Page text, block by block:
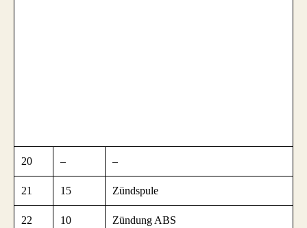
20 – –
21 15 Zündspule
22 10 Zündung ABS